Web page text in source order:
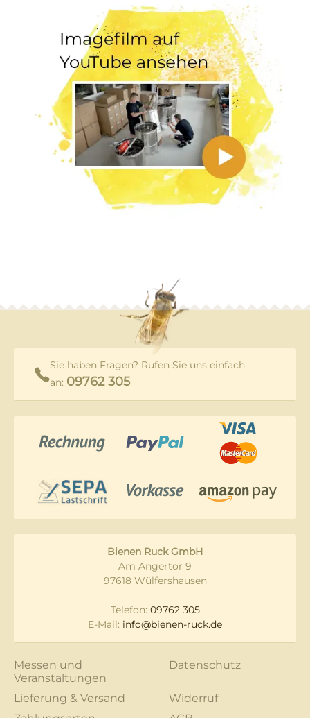
Sie haben Fragen? Rufen Sie uns einfach
an: 09762 305
Bienen Ruck GmbH
Am Angertor 9
97618 Wülfershausen
Telefon: 09762 305
E-Mail: info@bienen-ruck.de
Messen und
Veranstaltungen
Datenschutz
Lieferung & Versand
Widerruf